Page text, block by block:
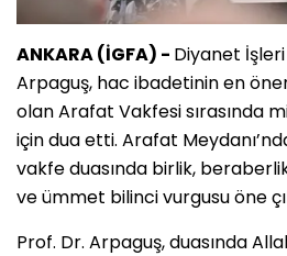
ANKARA (İGFA) - Diyanet İşleri
Arpaguş, hac ibadetinin en
olan Arafat Vakfesi sırasında
için dua etti. Arafat
vakfe duasında birlik,
ve ümmet bilinci vurgusu öne
Prof. Dr. Arpaguş, duasında